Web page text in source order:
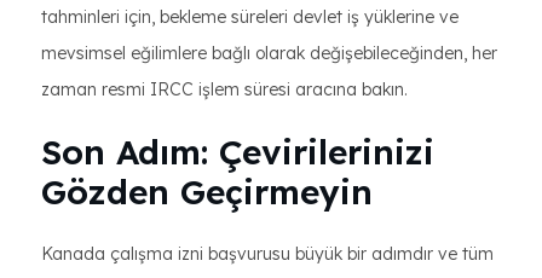
tahminleri için, bekleme süreleri devlet iş yüklerine ve
mevsimsel eğilimlere bağlı olarak değişebileceğinden, her
zaman resmi IRCC işlem süresi aracına bakın.
Son Adım: Çevirilerinizi
Gözden Geçirmeyin
Kanada çalışma izni başvurusu büyük bir adımdır ve tüm